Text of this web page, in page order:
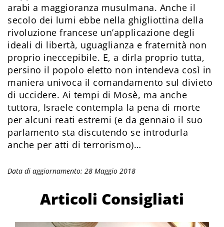
arabi a maggioranza musulmana. Anche il
secolo dei lumi ebbe nella ghigliottina della
rivoluzione francese un’applicazione degli
ideali di libertà, uguaglianza e fraternità non
proprio ineccepibile. E, a dirla proprio tutta,
persino il popolo eletto non intendeva così in
maniera univoca il comandamento sul divieto
di uccidere. Ai tempi di Mosè, ma anche
tuttora, Israe­le contempla la pena di morte
per alcuni reati estremi (e da gennaio il suo
parlamento sta discutendo se introdurla
anche per atti di terrorismo)…
Data di aggiornamento: 28 Maggio 2018
Articoli Consigliati